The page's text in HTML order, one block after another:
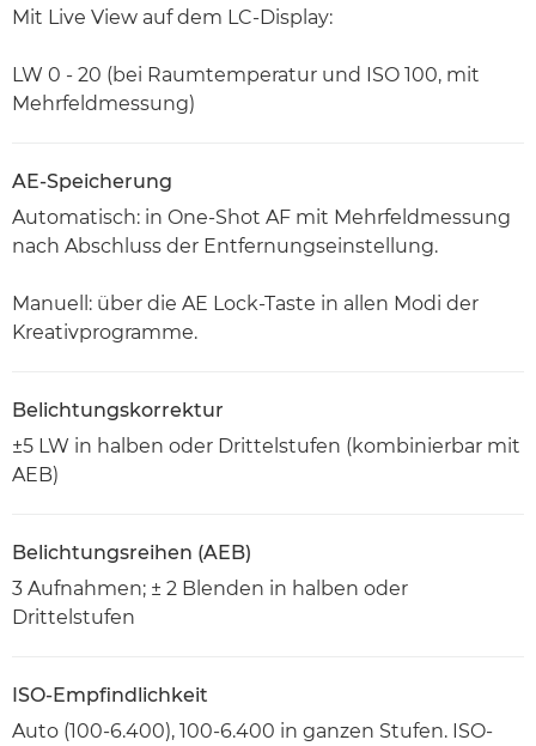
Mit Live View auf dem LC-Display:
LW 0 - 20 (bei Raumtemperatur und ISO 100, mit
Mehrfeldmessung)
AE-Speicherung
Automatisch: in One-Shot AF mit Mehrfeldmessung
nach Abschluss der Entfernungseinstellung.
Manuell: über die AE Lock-Taste in allen Modi der
Kreativprogramme.
Belichtungskorrektur
±5 LW in halben oder Drittelstufen (kombinierbar mit
AEB)
Belichtungsreihen (AEB)
3 Aufnahmen; ± 2 Blenden in halben oder
Drittelstufen
ISO-Empfindlichkeit
Auto (100-6.400), 100-6.400 in ganzen Stufen. ISO-